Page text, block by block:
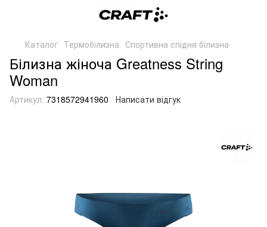
Каталог Термобілизна Спортивна спідня білизна
Білизна жіноча Greatness String
Woman
Артикул: 7318572941960 Написати відгук